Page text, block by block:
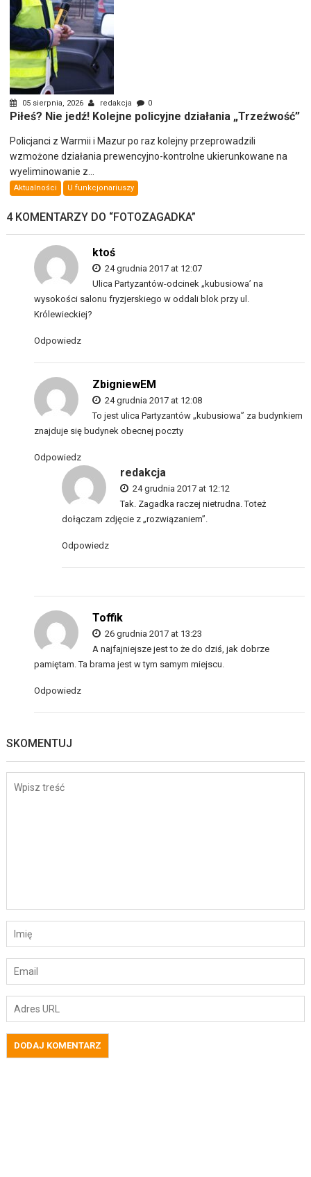
05 sierpnia, 2026 redakcja 0
Piłeś? Nie jedź! Kolejne policyjne działania „Trzeźwość”
Policjanci z Warmii i Mazur po raz kolejny przeprowadzili
wzmożone działania prewencyjno-kontrolne ukierunkowane na
wyeliminowanie z...
Aktualności U funkcjonariuszy
4 KOMENTARZY DO “FOTOZAGADKA”
ktoś
24 grudnia 2017 at 12:07
Ulica Partyzantów-odcinek „kubusiowa’ na
wysokości salonu fryzjerskiego w oddali blok przy ul.
Królewieckiej?
Odpowiedz
ZbigniewEM
24 grudnia 2017 at 12:08
To jest ulica Partyzantów „kubusiowa” za budynkiem
znajduje się budynek obecnej poczty
Odpowiedz
redakcja
24 grudnia 2017 at 12:12
Tak. Zagadka raczej nietrudna. Toteż
dołączam zdjęcie z „rozwiązaniem”.
Odpowiedz
Toffik
26 grudnia 2017 at 13:23
A najfajniejsze jest to że do dziś, jak dobrze
pamiętam. Ta brama jest w tym samym miejscu.
Odpowiedz
SKOMENTUJ